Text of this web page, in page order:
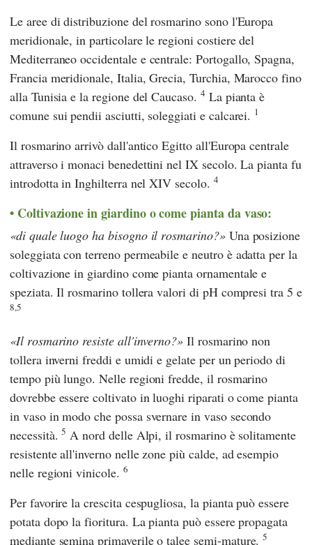
Le aree di distribuzione del rosmarino sono l'Europa
meridionale, in particolare le regioni costiere del
Mediterraneo occidentale e centrale: Portogallo, Spagna,
Francia meridionale, Italia, Grecia, Turchia, Marocco fino
alla Tunisia e la regione del Caucaso. 4 La pianta è
comune sui pendii asciutti, soleggiati e calcarei. 1
Il rosmarino arrivò dall'antico Egitto all'Europa centrale
attraverso i monaci benedettini nel IX secolo. La pianta fu
introdotta in Inghilterra nel XIV secolo. 4
Coltivazione in giardino o come pianta da vaso:
di quale luogo ha bisogno il rosmarino? Una posizione
soleggiata con terreno permeabile e neutro è adatta per la
coltivazione in giardino come pianta ornamentale e
speziata. Il rosmarino tollera valori di pH compresi tra 5 e
8,5
Il rosmarino resiste all'inverno? Il rosmarino non
tollera inverni freddi e umidi e gelate per un periodo di
tempo più lungo. Nelle regioni fredde, il rosmarino
dovrebbe essere coltivato in luoghi riparati o come pianta
in vaso in modo che possa svernare in vaso secondo
necessità.5 A nord delle Alpi, il rosmarino è solitamente
resistente all'inverno nelle zone più calde, ad esempio
nelle regioni vinicole. 6
Per favorire la crescita cespugliosa, la pianta può essere
potata dopo la fioritura. La pianta può essere propagata
mediante semina primaverile o talee semi-mature.5